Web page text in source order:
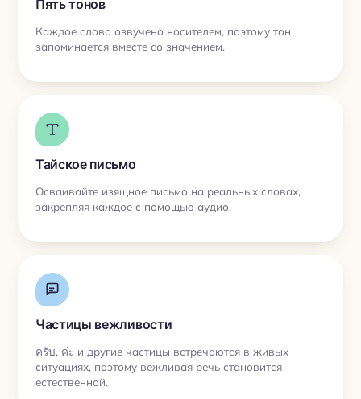
Пять тонов
Каждое слово озвучено носителем, поэтому тон
запоминается вместе со значением.
Тайское письмо
Осваивайте изящное письмо на реальных словах,
закрепляя каждое с помощью аудио.
Частицы вежливости
ครับ, ค่ะ и другие частицы встречаются в живых
ситуациях, поэтому вежливая речь становится
естественной.